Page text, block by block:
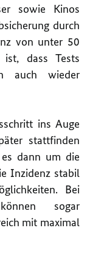
sowie Kinos
durch
von unter 50
dass Tests
auch wieder
ins Auge
stattfinden
dann um die
Inzidenz stabil
Bei
sogar
mit maximal